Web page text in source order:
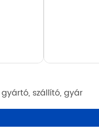
szállító, gyár